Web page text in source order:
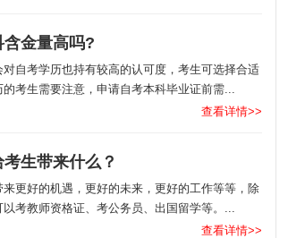
金量高吗?
自考学历也持有较高的认可度，考生可选择合适
考生需要注意，申请自考本科毕业证前需...
查看详情>>
生带来什么？
更好的机遇，更好的未来，更好的工作等等，除
考教师资格证、考公务员、出国留学等。...
查看详情>>